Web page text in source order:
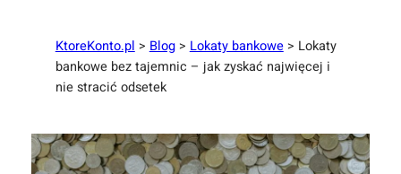
KtoreKonto.pl > Blog> Lokaty bankowe> Lokaty
bankowe bez tajemnic – jak zyskać najwięcej i
nie stracić odsetek